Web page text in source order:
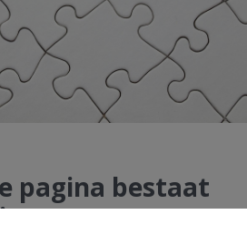
pagina bestaat
meer